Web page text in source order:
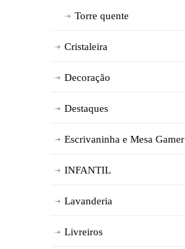
Torre quente
Cristaleira
Decoração
Destaques
Escrivaninha e Mesa Gamer
INFANTIL
Lavanderia
Livreiros